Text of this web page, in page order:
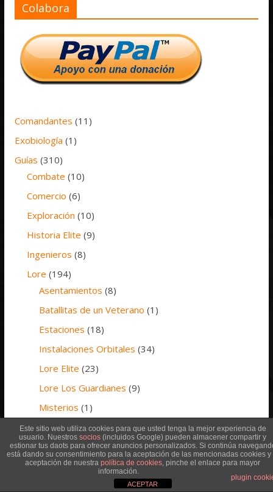
Colabora
Comandantes (11)
Exobiología (1)
Guías (310)
Combate (10)
Comercio (6)
Exploración (10)
Historia Elite (9)
Ingenieros (8)
Lore (194)
Asentamientos (8)
Batallitas de un Veterano (1)
Estaciones (18)
Instalaciones Orbitales (34)
Lore Elite (23)
Lore Los Guardianes (9)
Misterios (1)
Sistemas(28)
Thargoides(50)
Manual Español Elite(2)
Este sitio web utiliza cookies para que usted tenga la mejor experiencia de
usuario. Nuestros socios (incluidos Google) pueden almacener compartir y
estionar tus daots para ofrecer anuncios personalizados. Si continúa
está dando su consentimiento para la aceptación de las mencionadas cookies y
aceptación de nuestra política de cookies, pinche el enlace para mayor
información.
plugin
ACEPTAR